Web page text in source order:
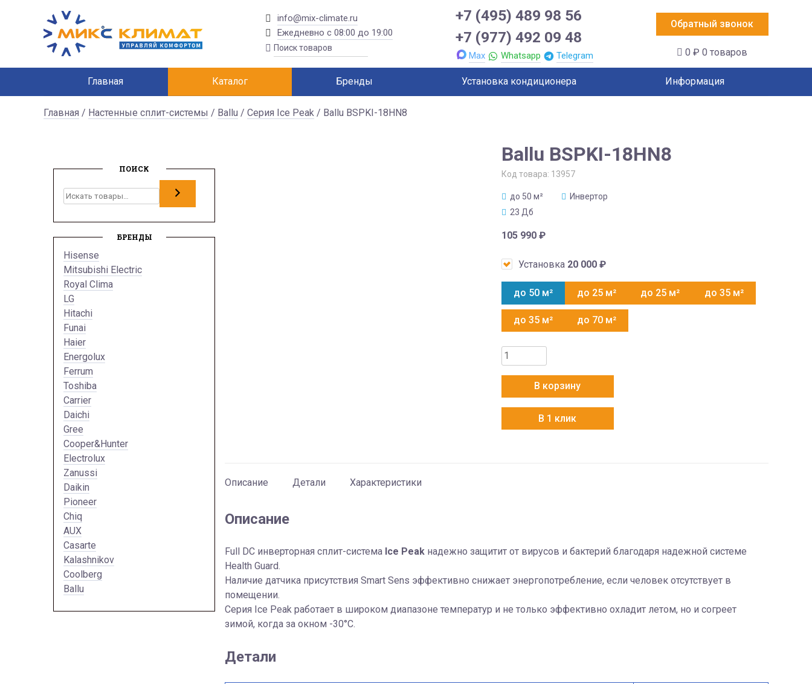
info@mix-climate.ru
Ежедневно с 08:00 до 19:00
+7 (495) 489 98 56
+7 (977) 492 09 48
Max Whatsapp Telegram
Обратный звонок
0 ₽ 0 товаров
Главная Каталог Бренды Установка кондиционера Информация
Главная / Настенные сплит-системы / Ballu / Серия Ice Peak / Ballu BSPKI-18HN8
Ballu BSPKI-18HN8
Код товара: 13957
до 50 м²
Инвертор
23 Дб
105 990 ₽
Установка 20 000 ₽
до 50 м² до 25 м² до 25 м² до 35 м²
до 35 м² до 70 м²
Количество
товара
BSPKI-
18HN8
В корзину
В 1 клик
Описание Детали Характеристики
Описание
Full DC инверторная сплит-система Ice Peak надежно защитит от вирусов и бактерий благодаря надежной системе
Health Guard.
Наличие датчика присутствия Smart Sens эффективно снижает энергопотребление, если человек отсутствует в
помещении.
Серия Ice Peak работает в широком диапазоне температур и не только эффективно охладит летом, но и согреет
зимой, когда за окном -30°С.
Детали
ПОИСК
Поиск
БРЕНДЫ
Hisense
Mitsubishi Electric
Royal Clima
LG
Hitachi
Funai
Haier
Energolux
Ferrum
Toshiba
Carrier
Daichi
Gree
Cooper&Hunter
Electrolux
Zanussi
Daikin
Pioneer
Chiq
AUX
Casarte
Kalashnikov
Coolberg
Ballu